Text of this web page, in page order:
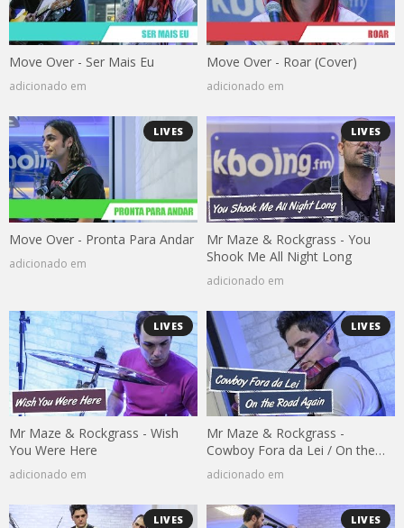
Move Over - Ser Mais Eu
adicionado em
Move Over - Roar (Cover)
adicionado em
LIVES
Move Over - Pronta Para Andar
adicionado em
LIVES
Mr Maze & Rockgrass - You
Shook Me All Night Long
adicionado em
LIVES
Mr Maze & Rockgrass - Wish
You Were Here
adicionado em
LIVES
Mr Maze & Rockgrass -
Cowboy Fora da Lei / On the
Road Again
adicionado em
LIVES LIVES